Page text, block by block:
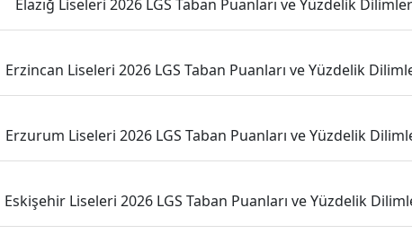
Elazığ Liseleri 2026 LGS Taban Puanları ve Yüzdelik
Erzincan Liseleri 2026 LGS Taban Puanları ve Yüzdelik
Erzurum Liseleri 2026 LGS Taban Puanları ve Yüzdelik
Eskişehir Liseleri 2026 LGS Taban Puanları ve Yüzdelik